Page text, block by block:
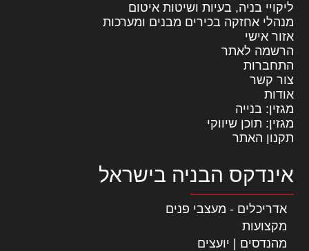
ליקויי בניה, בעיות ושיטות איטום
מנהלי אחזקה בכירים מבנים ומערכות
אזור אישי
הרשמה לאתר
התחברות
צור קשר
אודות
מגזין: בנייה
מגזין: תוכן שיווקי
תקנון האתר
אינדקס הבניה בישראל
אדריכלים - מעצבי פנים
מקצועות
מהנדסים | יועצים